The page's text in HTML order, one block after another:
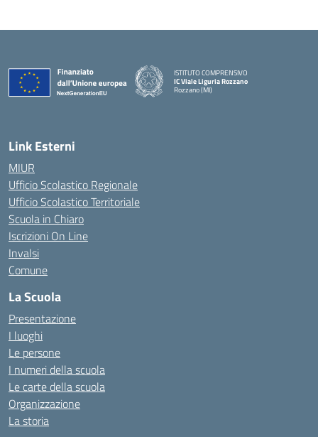
ISTITUTO COMPRENSIVO
IC Viale Liguria Rozzano
Rozzano (MI)
Link Esterni
MIUR
Ufficio Scolastico Regionale
Ufficio Scolastico Territoriale
Scuola in Chiaro
Iscrizioni On Line
Invalsi
Comune
La Scuola
Presentazione
I luoghi
Le persone
I numeri della scuola
Le carte della scuola
Organizzazione
La storia